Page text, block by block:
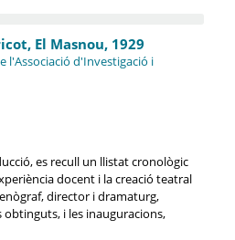
El Masnou, 1929
l'Associació d'Investigació i
es recull un llistat cronològic
docent i la creació teatral
director i dramaturg,
i les inauguracions,